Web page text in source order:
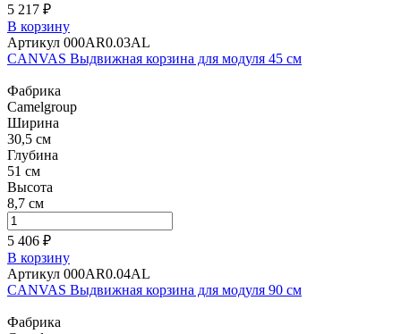
5 217 ₽
В корзину
Артикул 000AR0.03AL
CANVAS Выдвижная корзина для модуля 45 см
Фабрика
Camelgroup
Ширина
30,5 см
Глубина
51 см
Высота
8,7 см
5 406 ₽
В корзину
Артикул 000AR0.04AL
CANVAS Выдвижная корзина для модуля 90 см
Фабрика